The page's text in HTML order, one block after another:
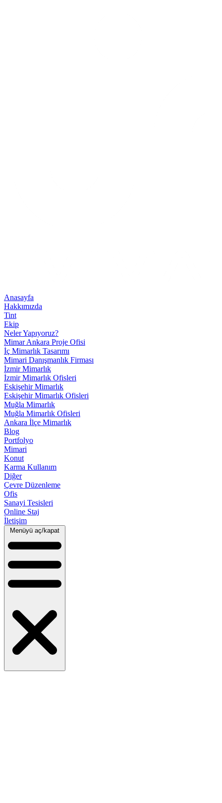
Anasayfa
Hakkımızda
Tint
Ekip
Neler Yapıyoruz?
Mimar Ankara Proje Ofisi
İç Mimarlık Tasarımı
Mimari Danışmanlık Firması
İzmir Mimarlık
İzmir Mimarlık Ofisleri
Eskişehir Mimarlık
Eskişehir Mimarlık Ofisleri
Muğla Mimarlık
Muğla Mimarlık Ofisleri
Ankara İlçe Mimarlık
Blog
Portfolyo
Mimari
Konut
Karma Kullanım
Diğer
Çevre Düzenleme
Ofis
Sanayi Tesisleri
Online Staj
İletişim
Menüyü aç/kapat